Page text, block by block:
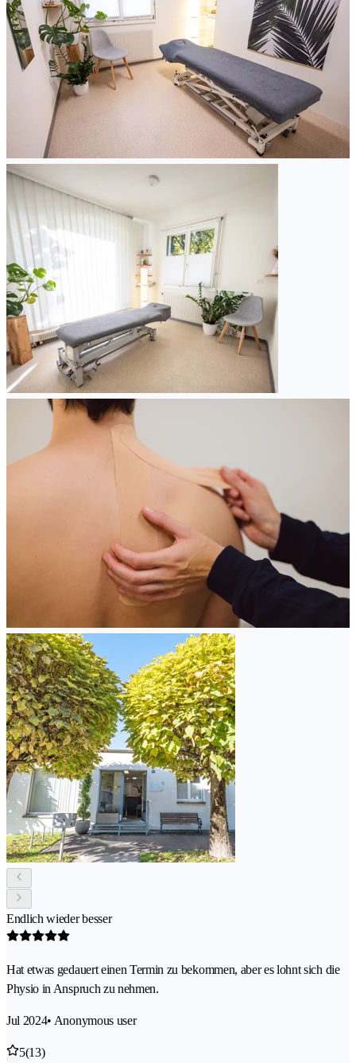
Endlich wieder besser
Hat etwas gedauert einen Termin zu bekommen, aber es lohnt sich die
Physio in Anspruch zu nehmen.
Jul 2024• Anonymous user
5(13)